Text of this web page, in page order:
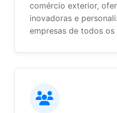
comércio exterior,
inovadoras e
empresas de todos